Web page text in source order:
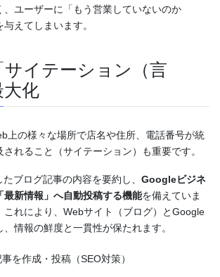
、ユーザーに「もう営業していないのか
えてしまいます。
イテーション（言
大化
上の様々な場所で店名や住所、電話番号が統
れること（サイテーション）も重要です。
ブログ記事の内容を要約し、 Googleビジネ
最新情報」へ自動投稿する機能を備えていま
これにより、Webサイト（ブログ）とGoogle
情報の鮮度と一貫性が保たれます。
を作成・投稿（SEO対策）